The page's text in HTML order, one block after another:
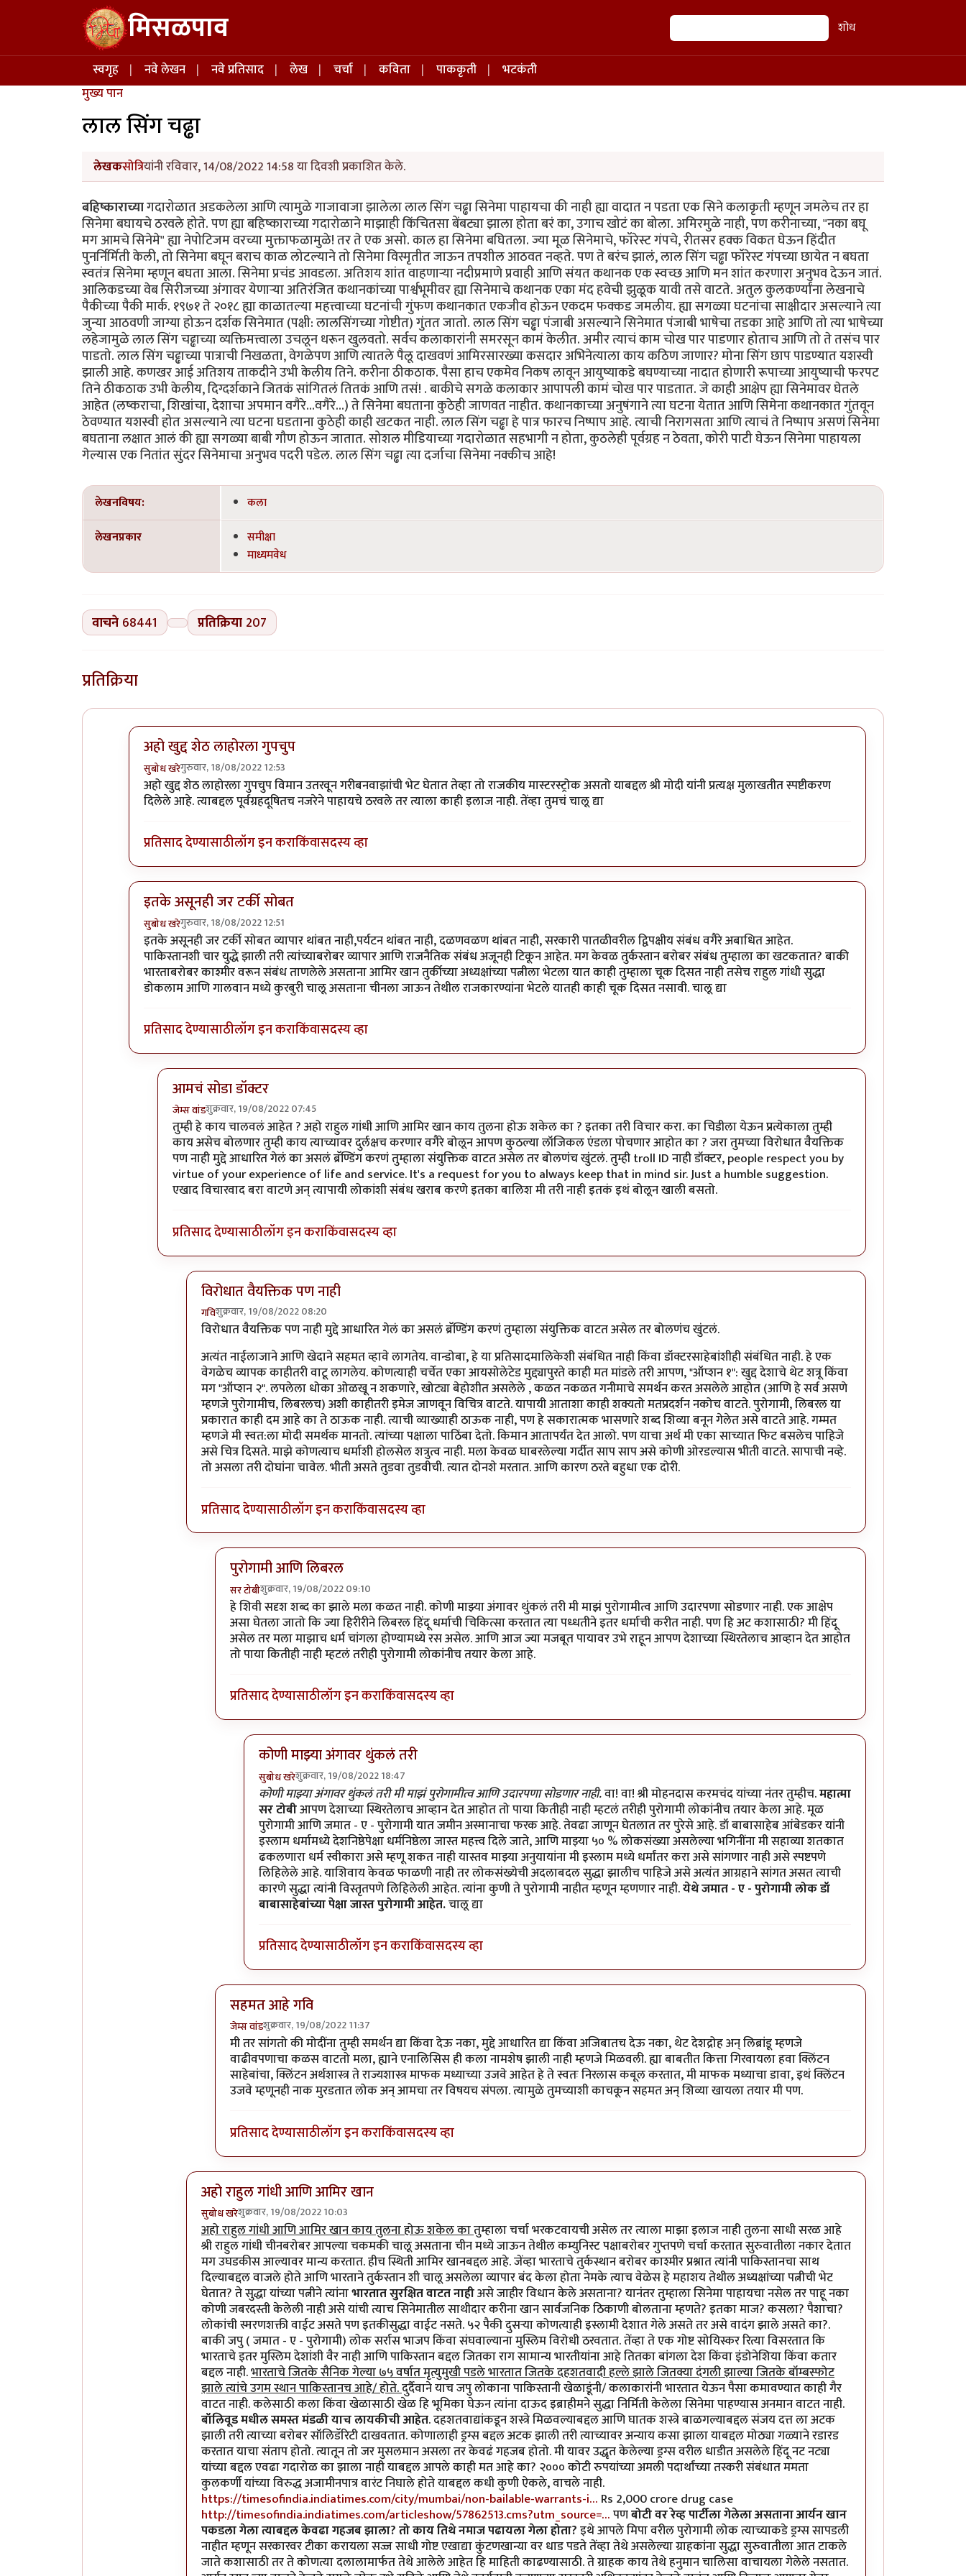
Skip to main content मिसळपाव शोध शोध
Main navigation
स्वगृह नवे लेखन नवे प्रतिसाद लेख चर्चा कविता पाककृती
भटकंती
मुख्य पान
लाल सिंग चढ्ढा
लेखकसोत्रियांनी रविवार, 14/08/2022 14:58 या दिवशी प्रकाशित केले.
बहिष्काराच्यागदारोळात अडकलेला आणि त्यामुळे गाजावाजा झालेला लाल सिंग चढ्ढा सिनेमा पाहायचा की नाही ह्या वादात न पडता एक सिने कलाकृती म्हणून जमलेच तर हा
सिनेमा बघायचे ठरवले होते. पण ह्या बहिष्काराच्या गदारोळाने माझाही किंचितसा बेंबट्या झाला होता बरं का, उगाच खोटं का बोला. अमिरमुळे नाही, पण करीनाच्या, "नका बघू
मग आमचे सिनेमे" ह्या नेपोटिजम वरच्या मुक्ताफळामुळे! तर ते एक असो. काल हा सिनेमा बघितला. ज्या मूळ सिनेमाचे, फॉरेस्ट गंपचे, रीतसर हक्क विकत घेऊन हिंदीत
पुनर्निर्मिती केली, तो सिनेमा बघून बराच काळ लोटल्याने तो सिनेमा विस्मृतीत जाऊन तपशील आठवत नव्हते. पण ते बरंच झालं, लाल सिंग चढ्ढा फॉरेस्ट गंपच्या छायेत न बघता
स्वतंत्र सिनेमा म्हणून बघता आला. सिनेमा प्रचंड आवडला. अतिशय शांत वाहणाऱ्या नदीप्रमाणे प्रवाही आणि संयत कथानक एक स्वच्छ आणि मन शांत करणारा अनुभव देऊन जातं.
आलिकडच्या वेब सिरीजच्या अंगावर येणाऱ्या अतिरंजित कथानकांच्या पार्श्वभूमीवर ह्या सिनेमाचे कथानक एका मंद हवेची झुळूक यावी तसे वाटते. अतुल कुलकर्ण्यांना लेखनाचे
पैकीच्या पैकी मार्क. १९७१ ते २०१८ ह्या काळातल्या महत्त्वाच्या घटनांची गुंफण कथानकात एकजीव होऊन एकदम फक्कड जमलीय. ह्या सगळ्या घटनांचा साक्षीदार असल्याने त्या
जुन्या आठवणी जाग्या होऊन दर्शक सिनेमात (पक्षी: लालसिंगच्या गोष्टीत) गुंतत जातो. लाल सिंग चढ्ढा पंजाबी असल्याने सिनेमात पंजाबी भाषेचा तडका आहे आणि तो त्या भाषेच्या
लहेजामुळे लाल सिंग चढ्ढाच्या व्यक्तिमत्त्वाला उचलून धरून खुलवतो. सर्वच कलाकारांनी समरसून कामं केलीत. अमीर त्याचं काम चोख पार पाडणार होताच आणि तो ते तसंच पार
पाडतो. लाल सिंग चढ्ढाच्या पात्राची निखळता, वेगळेपण आणि त्यातले पैलू दाखवणं आमिरसारख्या कसदार अभिनेत्याला काय कठिण जाणार? मोना सिंग छाप पाडण्यात यशस्वी
झाली आहे. कणखर आई अतिशय ताकदीने उभी केलीय तिने. करीना ठीकठाक. पैसा हाच एकमेव निकष लावून आयुष्याकडे बघण्याच्या नादात होणारी रूपाच्या आयुष्याची फरपट
तिने ठीकठाक उभी केलीय, दिग्दर्शकाने जितकं सांगितलं तितकं आणि तसं! . बाकीचे सगळे कलाकार आपापली कामं चोख पार पाडतात. जे काही आक्षेप ह्या सिनेमावर घेतले
आहेत (लष्कराचा, शिखांचा, देशाचा अपमान वगैरे...वगैरे...) ते सिनेमा बघताना कुठेही जाणवत नाहीत. कथानकाच्या अनुषंगाने त्या घटना येतात आणि सिमेना कथानकात गुंतवून
ठेवण्यात यशस्वी होत असल्याने त्या घटना घडताना कुठेही काही खटकत नाही. लाल सिंग चढ्ढा हे पात्र फारच निष्पाप आहे. त्याची निरागसता आणि त्याचं ते निष्पाप असणं सिनेमा
बघताना लक्षात आलं की ह्या सगळ्या बाबी गौण होऊन जातात. सोशल मीडियाच्या गदारोळात सहभागी न होता, कुठलेही पूर्वग्रह न ठेवता, कोरी पाटी घेऊन सिनेमा पाहायला
गेल्यास एक नितांत सुंदर सिनेमाचा अनुभव पदरी पडेल. लाल सिंग चढ्ढा त्या दर्जाचा सिनेमा नक्कीच आहे!
लेखनविषय:
कला
लेखनप्रकार
समीक्षा
माध्यमवेध
वाचने 68441 प्रतिक्रिया 207
प्रतिक्रिया
अहो खुद्द शेठ लाहोरला गुपचुप
सुबोध खरेगुरुवार, 18/08/2022 12:53
In reply toअहो खुद्द शेठ लाहोरला गुपचुपbyप्रचेतस
अहो खुद्द शेठ लाहोरला गुपचुप विमान उतरवून गरीबनवाझांची भेट घेतात तेव्हा तो राजकीय मास्टरस्ट्रोक असतो याबद्दल श्री मोदी यांनी प्रत्यक्ष मुलाखतीत स्पष्टीकरण
दिलेले आहे. त्याबद्दल पूर्वग्रहदूषितच नजरेने पाहायचे ठरवले तर त्याला काही इलाज नाही. तेंव्हा तुमचं चालू द्या
प्रतिसाद देण्यासाठीलॉग इन कराकिंवासदस्य व्हा
इतके असूनही जर टर्की सोबत
सुबोध खरेगुरुवार, 18/08/2022 12:51
In reply toएक प्रश्न पडला आहेbyजेम्स वांड
इतके असूनही जर टर्की सोबत व्यापार थांबत नाही,पर्यटन थांबत नाही, दळणवळण थांबत नाही, सरकारी पातळीवरील द्विपक्षीय संबंध वगैरे अबाधित आहेत.
पाकिस्तानशी चार युद्धे झाली तरी त्यांच्याबरोबर व्यापार आणि राजनैतिक संबंध अजूनही टिकून आहेत. मग केवळ तुर्कस्तान बरोबर संबंध तुम्हाला का खटकतात? बाकी
भारताबरोबर काश्मीर वरून संबंध ताणलेले असताना आमिर खान तुर्कीच्या अध्यक्षांच्या पत्नीला भेटला यात काही तुम्हाला चूक दिसत नाही तसेच राहुल गांधी सुद्धा
डोकलाम आणि गालवान मध्ये कुरबुरी चालू असताना चीनला जाऊन तेथील राजकारण्यांना भेटले यातही काही चूक दिसत नसावी. चालू द्या
प्रतिसाद देण्यासाठीलॉग इन कराकिंवासदस्य व्हा
आमचं सोडा डॉक्टर
जेम्स वांडशुक्रवार, 19/08/2022 07:45
In reply toइतके असूनही जर टर्की सोबतbyसुबोध खरे
तुम्ही हे काय चालवलं आहेत ? अहो राहुल गांधी आणि आमिर खान काय तुलना होऊ शकेल का ? इतका तरी विचार करा. का चिडीला येऊन प्रत्येकाला तुम्ही
काय असेच बोलणार तुम्ही काय त्याच्यावर दुर्लक्षच करणार वगैरे बोलून आपण कुठल्या लॉजिकल एंडला पोचणार आहोत का ? जरा तुमच्या विरोधात वैयक्तिक
पण नाही मुद्दे आधारित गेलं का असलं ब्रॅण्डिंग करणं तुम्हाला संयुक्तिक वाटत असेल तर बोलणंच खुंटलं. तुम्ही troll ID नाही डॉक्टर, people respect you by
virtue of your experience of life and service. It's a request for you to always keep that in mind sir. Just a humble suggestion.
एखाद विचारवाद बरा वाटणे अन् त्यापायी लोकांशी संबंध खराब करणे इतका बालिश मी तरी नाही इतकं इथं बोलून खाली बसतो.
प्रतिसाद देण्यासाठीलॉग इन कराकिंवासदस्य व्हा
विरोधात वैयक्तिक पण नाही
गविशुक्रवार, 19/08/2022 08:20
In reply toआमचं सोडा डॉक्टरbyजेम्स वांड
विरोधात वैयक्तिक पण नाही मुद्दे आधारित गेलं का असलं ब्रॅण्डिंग करणं तुम्हाला संयुक्तिक वाटत असेल तर बोलणंच खुंटलं.
अत्यंत नाईलाजाने आणि खेदाने सहमत व्हावे लागतेय. वान्डोबा, हे या प्रतिसादमालिकेशी संबंधित नाही किंवा डॉक्टरसाहेबांशीही संबंधित नाही. हे एक
वेगळेच व्यापक काहीतरी वाटू लागलेय. कोणत्याही चर्चेत एका आयसोलेटेड मुद्द्यापुरते काही मत मांडले तरी आपण, "ऑप्शन १": खुद्द देशाचे थेट शत्रू किंवा
मग "ऑप्शन २". लपलेला धोका ओळखू न शकणारे, खोट्या बेहोशीत असलेले , कळत नकळत गनीमाचे समर्थन करत असलेले आहोत (आणि हे सर्व असणे
म्हणजे पुरोगामीच, लिबरलच) अशी काहीतरी इमेज जाणवून विचित्र वाटते. यापायी आताशा काही शक्यतो मतप्रदर्शन नकोच वाटते. पुरोगामी, लिबरल या
प्रकारात काही दम आहे का ते ठाऊक नाही. त्याची व्याख्याही ठाऊक नाही, पण हे सकारात्मक भासणारे शब्द शिव्या बनून गेलेत असे वाटते आहे. गम्मत
म्हणजे मी स्वत:ला मोदी समर्थक मानतो. त्यांच्या पक्षाला पाठिंबा देतो. किमान आतापर्यंत देत आलो. पण याचा अर्थ मी एका साच्यात फिट बसलेच पाहिजे
असे चित्र दिसते. माझे कोणत्याच धर्माशी होलसेल शत्रुत्व नाही. मला केवळ घाबरलेल्या गर्दीत साप साप असे कोणी ओरडल्यास भीती वाटते. सापाची नव्हे.
तो असला तरी दोघांना चावेल. भीती असते तुडवा तुडवीची. त्यात दोनशे मरतात. आणि कारण ठरते बहुधा एक दोरी.
प्रतिसाद देण्यासाठीलॉग इन कराकिंवासदस्य व्हा
पुरोगामी आणि लिबरल
सर टोबीशुक्रवार, 19/08/2022 09:10
In reply toविरोधात वैयक्तिक पण नाहीbyगवि
हे शिवी सदृश शब्द का झाले मला कळत नाही. कोणी माझ्या अंगावर थुंकलं तरी मी माझं पुरोगामीत्व आणि उदारपणा सोडणार नाही. एक आक्षेप
असा घेतला जातो कि ज्या हिरीरीने लिबरल हिंदू धर्माची चिकित्सा करतात त्या पध्धतीने इतर धर्माची करीत नाही. पण हि अट कशासाठी? मी हिंदू
असेल तर मला माझाच धर्म चांगला होण्यामध्ये रस असेल. आणि आज ज्या मजबूत पायावर उभे राहून आपण देशाच्या स्थिरतेलाच आव्हान देत आहोत
तो पाया कितीही नाही म्हटलं तरीही पुरोगामी लोकांनीच तयार केला आहे.
प्रतिसाद देण्यासाठीलॉग इन कराकिंवासदस्य व्हा
कोणी माझ्या अंगावर थुंकलं तरी
सुबोध खरेशुक्रवार, 19/08/2022 18:47
In reply toपुरोगामी आणि लिबरलbyसर टोबी
कोणी माझ्या अंगावर थुंकलं तरी मी माझं पुरोगामीत्व आणि उदारपणा सोडणार नाही.वा! वा! श्री मोहनदास करमचंद यांच्या नंतर तुम्हीच.महात्मा
सर टोबीआपण देशाच्या स्थिरतेलाच आव्हान देत आहोत तो पाया कितीही नाही म्हटलं तरीही पुरोगामी लोकांनीच तयार केला आहे. मूळ
पुरोगामी आणि जमात - ए - पुरोगामी यात जमीन अस्मानाचा फरक आहे. तेवढा जाणून घेतलात तर पुरेसे आहे. डॉ बाबासाहेब आंबेडकर यांनी
इस्लाम धर्मामध्ये देशनिष्ठेपेक्षा धर्मनिष्ठेला जास्त महत्त्व दिले जाते, आणि माझ्या ५० % लोकसंख्या असलेल्या भगिनींना मी सहाव्या शतकात
ढकलणारा धर्म स्वीकारा असे म्हणू शकत नाही यास्तव माझ्या अनुयायांना मी इस्लाम मध्ये धर्मांतर करा असे सांगणार नाही असे स्पष्टपणे
लिहिलेले आहे. याशिवाय केवळ फाळणी नाही तर लोकसंख्येची अदलाबदल सुद्धा झालीच पाहिजे असे अत्यंत आग्रहाने सांगत असत त्याची
कारणे सुद्धा त्यांनी विस्तृतपणे लिहिलेली आहेत. त्यांना कुणी ते पुरोगामी नाहीत म्हणून म्हणणार नाही.येथे जमात - ए - पुरोगामी लोक डॉ
बाबासाहेबांच्या पेक्षा जास्त पुरोगामी आहेत.चालू द्या
प्रतिसाद देण्यासाठीलॉग इन कराकिंवासदस्य व्हा
सहमत आहे गवि
जेम्स वांडशुक्रवार, 19/08/2022 11:37
In reply toविरोधात वैयक्तिक पण नाहीbyगवि
मी तर सांगतो की मोदींना तुम्ही समर्थन द्या किंवा देऊ नका, मुद्दे आधारित द्या किंवा अजिबातच देऊ नका, थेट देशद्रोह अन् लिब्रांडू म्हणजे
वाढीवपणाचा कळस वाटतो मला, ह्याने एनालिसिस ही कला नामशेष झाली नाही म्हणजे मिळवली. ह्या बाबतीत कित्ता गिरवायला हवा क्लिंटन
साहेबांचा, क्लिंटन अर्थशास्त्र ते राज्यशास्त्र माफक मध्याच्या उजवे आहेत हे ते स्वतः निरलास कबूल करतात, मी माफक मध्याचा डावा, इथं क्लिंटन
उजवे म्हणूनही नाक मुरडतात लोक अन् आमचा तर विषयच संपला. त्यामुळे तुमच्याशी काचकून सहमत अन् शिव्या खायला तयार मी पण.
प्रतिसाद देण्यासाठीलॉग इन कराकिंवासदस्य व्हा
अहो राहुल गांधी आणि आमिर खान
सुबोध खरेशुक्रवार, 19/08/2022 10:03
In reply toआमचं सोडा डॉक्टरbyजेम्स वांड
अहो राहुल गांधी आणि आमिर खान काय तुलना होऊ शकेल कातुम्हाला चर्चा भरकटवायची असेल तर त्याला माझा इलाज नाही तुलना साधी सरळ आहे
श्री राहुल गांधी चीनबरोबर आपल्या चकमकी चालू असताना चीन मध्ये जाऊन तेथील कम्युनिस्ट पक्षाबरोबर गुप्तपणे चर्चा करतात सुरुवातीला नकार देतात
मग उघडकीस आल्यावर मान्य करतात. हीच स्थिती आमिर खानबद्दल आहे. जेंव्हा भारताचे तुर्कस्थान बरोबर काश्मीर प्रश्नात त्यांनी पाकिस्तानचा साथ
दिल्याबद्दल वाजले होते आणि भारताने तुर्कस्तान शी चालू असलेला व्यापार बंद केला होता नेमके त्याच वेळेस हे महाशय तेथील अध्यक्षांच्या पत्नीची भेट
घेतात? ते सुद्धा यांच्या पत्नीने त्यांनाभारतात सुरक्षित वाटत नाहीअसे जाहीर विधान केले असताना? यानंतर तुम्हाला सिनेमा पाहायचा नसेल तर पाहू नका
कोणी जबरदस्ती केलेली नाही असे यांची त्याच सिनेमातील साथीदार करीना खान सार्वजनिक ठिकाणी बोलताना म्हणते? इतका माज? कसला? पैशाचा?
लोकांची स्मरणशक्ती वाईट असते पण इतकीसुद्धा वाईट नसते. ५२ पैकी दुसऱ्या कोणत्याही इस्लामी देशात गेले असते तर असे वादंग झाले असते का?.
बाकी जपु ( जमात - ए - पुरोगामी) लोक सर्रास भाजप किंवा संघवाल्याना मुस्लिम विरोधी ठरवतात. तेंव्हा ते एक गोष्ट सोयिस्कर रित्या विसरतात कि
भारताचे इतर मुस्लिम देशांशी वैर नाही आणि पाकिस्तान बद्दल जितका राग सामान्य भारतीयांना आहे तितका बांगला देश किंवा इंडोनेशिया किंवा कतार
बद्दल नाही.भारताचे जितके सैनिक गेल्या ७५ वर्षात मृत्युमुखी पडले भारतात जितके दहशतवादी हल्ले झाले जितक्या दंगली झाल्या जितके बॉम्बस्फोट
झाले त्यांचे उगम स्थान पाकिस्तानच आहे/ होते.दुर्दैवाने याच जपु लोकाना पाकिस्तानी खेळाडूंनी/ कलाकारांनी भारतात येऊन पैसा कमावण्यात काही गैर
वाटत नाही. कलेसाठी कला किंवा खेळासाठी खेळ हि भूमिका घेऊन त्यांना दाऊद इब्राहीमने सुद्धा निर्मिती केलेला सिनेमा पाहण्यास अनमान वाटत नाही.
बॉलिवूड मधील समस्त मंडळी याच लायकीची आहेत. दहशतवाद्यांकडून शस्त्रे मिळवल्याबद्दल आणि घातक शस्त्रे बाळगल्याबद्दल संजय दत्त ला अटक
झाली तरी त्याच्या बरोबर सॉलिडॅरिटी दाखवतात. कोणालाही ड्रग्स बद्दल अटक झाली तरी त्याच्यावर अन्याय कसा झाला याबद्दल मोठ्या गळ्याने रडारड
करतात याचा संताप होतो. त्यातून तो जर मुसलमान असला तर केवढं गहजब होतो. मी यावर उद्धृत केलेल्या ड्रग्स वरील धाडीत असलेले हिंदू नट नट्या
यांच्या बद्दल एवढा गदारोळ का झाला नाही याबद्दल आपले काही मत आहे का? २००० कोटी रुपयांच्या अमली पदार्थांच्या तस्करी संबंधात ममता
कुलकर्णी यांच्या विरुद्ध अजामीनपात्र वारंट निघाले होते याबद्दल कधी कुणी ऐकले, वाचले नाही.
https://timesofindia.indiatimes.com/city/mumbai/non-bailable-warrants-i… Rs 2,000 crore drug case
http://timesofindia.indiatimes.com/articleshow/57862513.cms?utm_source=…पणबोटी वर रेव्ह पार्टीला गेलेला असताना आर्यन खान
पकडला गेला त्याबद्दल केवढा गहजब झाला? तो काय तिथे नमाज पढायला गेला होता?इथे आपले मिपा वरील पुरोगामी लोक त्याच्याकडे ड्रग्स सापडली
नाहीत म्हणून सरकारवर टीका करायला सज्ज साधी गोष्ट एखाद्या कुंटणखान्या वर धाड पडते तेंव्हा तेथे असलेल्या ग्राहकांना सुद्धा सुरुवातीला आत टाकले
जाते कशासाठी तर ते कोणत्या दलालामार्फत तेथे आलेले आहेत हि माहिती काढण्यासाठी. ते ग्राहक काय तेथे हनुमान चालिसा वाचायला गेलेले नसतात.